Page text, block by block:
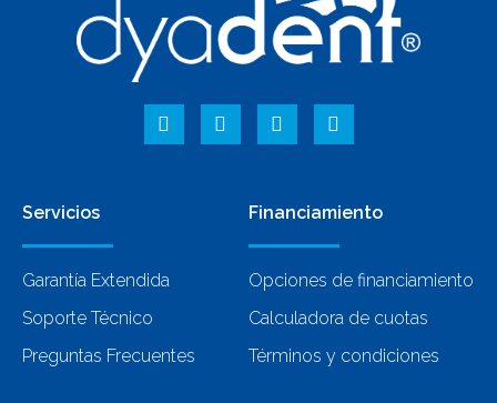
Servicios
Garantía Extendida
Soporte Técnico
Preguntas Frecuentes
Financiamiento
Opciones de financiamiento
Calculadora de cuotas
Términos y condiciones